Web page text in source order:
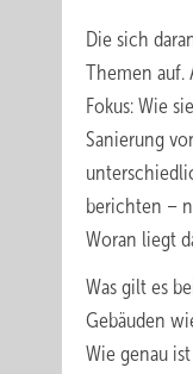
Die sich
Themen auf.
Fokus: Wie
Sanierung
berichten –
Woran liegt
Was gilt es
Gebäuden
Wie genau